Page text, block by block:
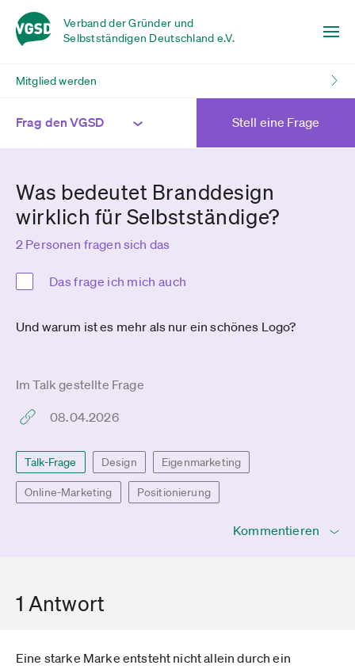
Verband der Gründer und
Selbstständigen Deutschland e.V.
Mitglied werden
Frag den VGSD Stell eine Frage
Was bedeutet Branddesign
wirklich für Selbstständige?
2 Personen fragen sich das
Das frage ich mich auch
Und warum ist es mehr als nur ein schönes Logo?
Im Talk gestellte Frage
08.04.2026
Talk-Frage Design Eigenmarketing
Online-Marketing Positionierung
Kommentieren
1 Antwort
Eine starke Marke entsteht nicht allein durch ein